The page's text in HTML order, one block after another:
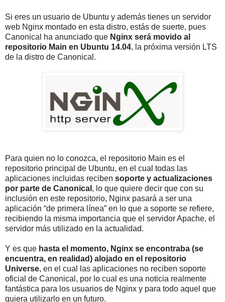
Si eres un usuario de Ubuntu y además tienes un servidor
web Nginx montado en esta distro, estás de suerte, pues
Canonical ha anunciado que Nginx será movido al
repositorio Main en Ubuntu 14.04, la próxima versión LTS
de la distro de Canonical.
Para quien no lo conozca, el repositorio Main es el
repositorio principal de Ubuntu, en el cual todas las
aplicaciones incluidas reciben soporte y actualizaciones
por parte de Canonical , lo que quiere decir que con su
inclusión en este repositorio, Nginx pasará a ser una
aplicación “de primera línea” en lo que a soporte se refiere,
recibiendo la misma importancia que el servidor Apache, el
servidor más utilizado en la actualidad.
Y es que hasta el momento, Nginx se encontraba (se
encuentra, en realidad) alojado en el repositorio
Universe, en el cual las aplicaciones no reciben soporte
oficial de Canonical, por lo cual es una noticia realmente
fantástica para los usuarios de Nginx y para todo aquel que
quiera utilizarlo en un futuro.